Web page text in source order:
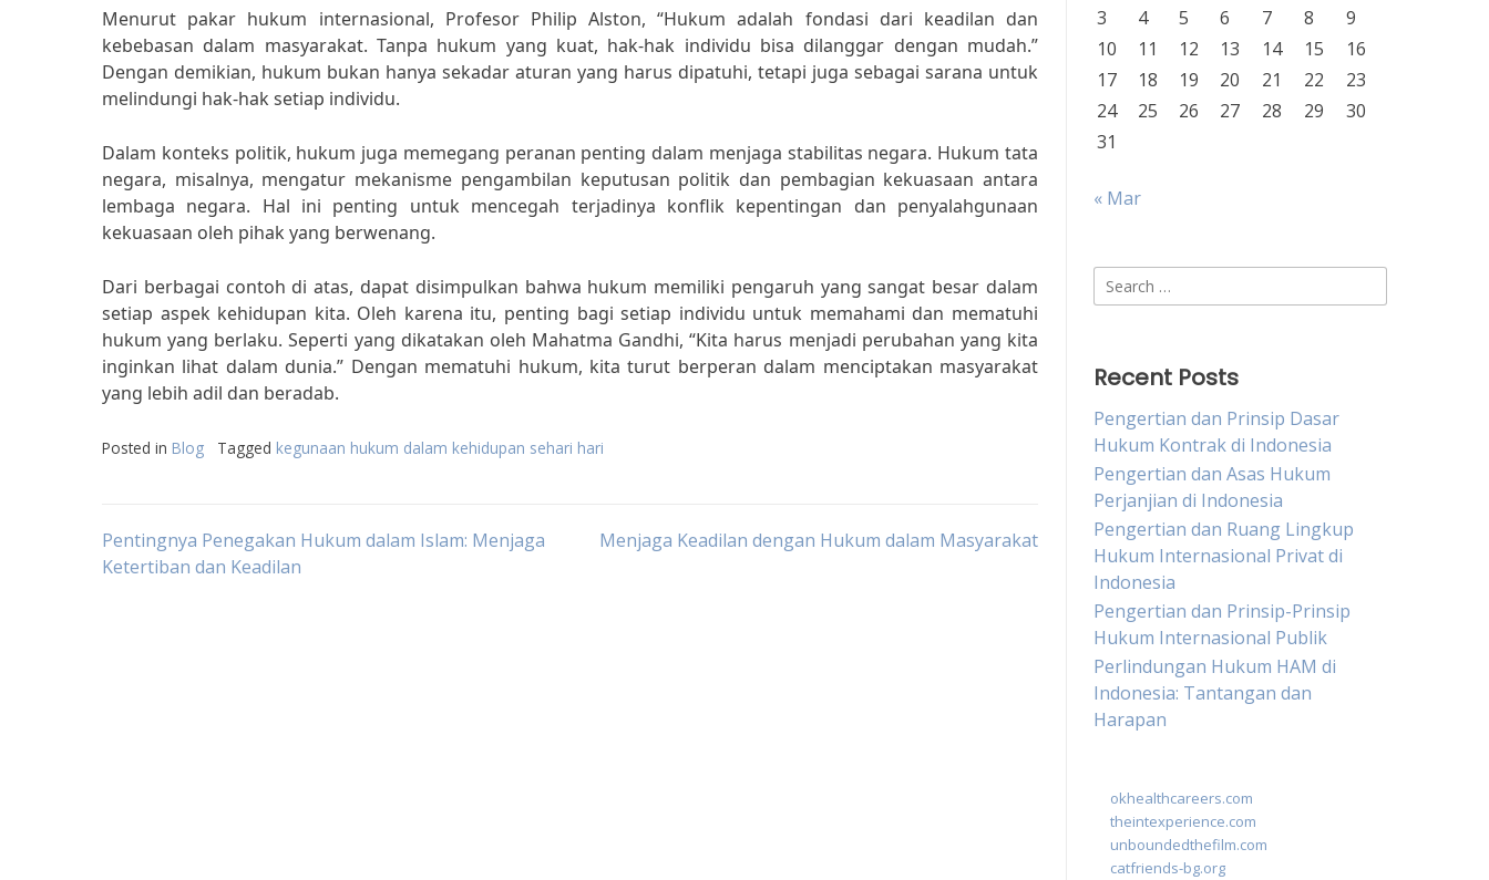
Menurut pakar hukum internasional, Profesor Philip Alston, “Hukum adalah fondasi dari keadilan dan
kebebasan dalam masyarakat. Tanpa hukum yang kuat, hak-hak individu bisa dilanggar dengan mudah.”
Dengan demikian, hukum bukan hanya sekadar aturan yang harus dipatuhi, tetapi juga sebagai sarana untuk
melindungi hak-hak setiap individu.
Dalam konteks politik, hukum juga memegang peranan penting dalam menjaga stabilitas negara. Hukum tata
negara, misalnya, mengatur mekanisme pengambilan keputusan politik dan pembagian kekuasaan antara
lembaga negara. Hal ini penting untuk mencegah terjadinya konflik kepentingan dan penyalahgunaan
kekuasaan oleh pihak yang berwenang.
Dari berbagai contoh di atas, dapat disimpulkan bahwa hukum memiliki pengaruh yang sangat besar dalam
setiap aspek kehidupan kita. Oleh karena itu, penting bagi setiap individu untuk memahami dan mematuhi
hukum yang berlaku. Seperti yang dikatakan oleh Mahatma Gandhi, “Kita harus menjadi perubahan yang kita
inginkan lihat dalam dunia.” Dengan mematuhi hukum, kita turut berperan dalam menciptakan masyarakat
yang lebih adil dan beradab.
Posted in Blog Tagged kegunaan hukum dalam kehidupan sehari hari
Post
Pentingnya Penegakan Hukum dalam Islam: Menjaga
Ketertiban dan Keadilan
Menjaga Keadilan dengan Hukum dalam Masyarakat
3
4 5 6 7 8
9
10
11 12 13 14 15
16
17
18 19 20 21 22
23
24
25 26 27 28 29
30
31
« Mar
Search
for:
Recent Posts
Pengertian dan Prinsip Dasar
Hukum Kontrak di Indonesia
Pengertian dan Asas Hukum
Perjanjian di Indonesia
Pengertian dan Ruang Lingkup
Hukum Internasional Privat di
Indonesia
Pengertian dan Prinsip-Prinsip
Hukum Internasional Publik
Perlindungan Hukum HAM di
Indonesia: Tantangan dan
Harapan
okhealthcareers.com
theintexperience.com
unboundedthefilm.com
catfriends-bg.org